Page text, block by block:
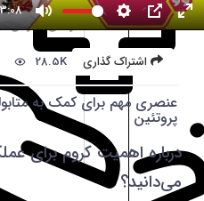
اشتراک گذاری 28.5K
عنصری مهم برای کمک به
پروتئین
درباره اهمیت کروم برای
می‌دانید؟